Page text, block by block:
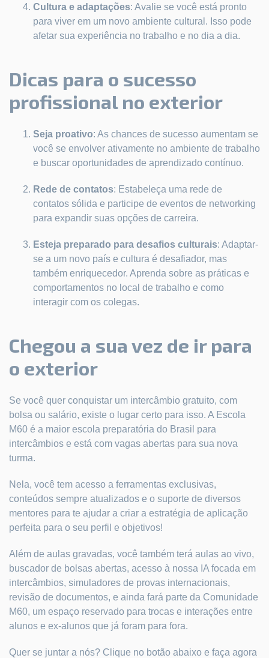
Cultura e adaptações: Avalie se você está pronto
para viver em um novo ambiente cultural. Isso pode
afetar sua experiência no trabalho e no dia a dia.
Dicas para o sucesso
profissional no exterior
Seja proativo: As chances de sucesso aumentam se
você se envolver ativamente no ambiente de trabalho
e buscar oportunidades de aprendizado contínuo.
Rede de contatos: Estabeleça uma rede de
contatos sólida e participe de eventos de networking
para expandir suas opções de carreira.
Esteja preparado para desafios culturais: Adaptar-
se a um novo país e cultura é desafiador, mas
também enriquecedor. Aprenda sobre as práticas e
comportamentos no local de trabalho e como
interagir com os colegas.
Chegou a sua vez de ir para
o exterior
Se você quer conquistar um intercâmbio gratuito, com
bolsa ou salário, existe o lugar certo para isso. A Escola
M60 é a maior escola preparatória do Brasil para
intercâmbios e está com vagas abertas para sua nova
turma.
Nela, você tem acesso a ferramentas exclusivas,
conteúdos sempre atualizados e o suporte de diversos
mentores para te ajudar a criar a estratégia de aplicação
perfeita para o seu perfil e objetivos!
Além de aulas gravadas, você também terá aulas ao vivo,
buscador de bolsas abertas, acesso à nossa IA focada em
intercâmbios, simuladores de provas internacionais,
revisão de documentos, e ainda fará parte da Comunidade
M60, um espaço reservado para trocas e interações entre
alunos e ex-alunos que já foram para fora.
Quer se juntar a nós? Clique no botão abaixo e faça agora